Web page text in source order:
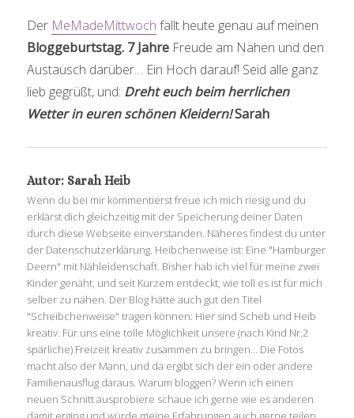
Der MeMadeMittwoch fällt heute genau auf meinen
Bloggeburtstag. 7 Jahre Freude am Nähen und den
Austausch darüber… Ein Hoch darauf! Seid alle ganz
lieb gegrüßt, und: Dreht euch beim herrlichen
Wetter in euren schönen Kleidern!Sarah
Autor: Sarah Heib
Wenn du bei mir kommentierst freue ich mich riesig und du
erklärst dich gleichzeitig mit der Speicherung deiner Daten
durch diese Webseite einverstanden. Näheres findest du unter
der Datenschutzerklärung. Heibchenweise ist: Eine "Hamburger
Deern" mit Nähleidenschaft. Bisher hab ich viel für meine zwei
Kinder genäht, und seit Kurzem entdeckt, wie toll es ist für mich
selber zu nähen. Der Blog hätte auch gut den Titel
"Scheibchenweise" tragen können: Hier sind Scheb und Heib
kreativ. Für uns eine tolle Möglichkeit unsere (nach Kind Nr.2
spärliche) Freizeit kreativ zusammen zu bringen... Die Fotos
macht also der Mann, und da ergibt sich der ein oder andere
Familienausflug daraus. Warum bloggen? Wenn ich einen
neuen Schnitt ausprobiere schaue ich gerne wie es anderen